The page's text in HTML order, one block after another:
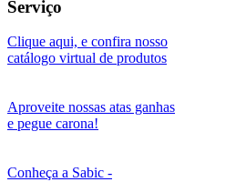
Serviço
Clique aqui, e confira nosso
catálogo virtual de produtos
Aproveite nossas atas ganhas
e pegue carona!
Conheça a Sabic -